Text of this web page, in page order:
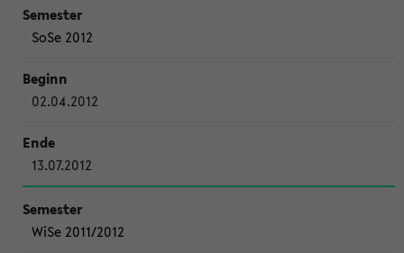
SoSe 2012
02.04.2012
13.07.2012
WiSe 2011/2012